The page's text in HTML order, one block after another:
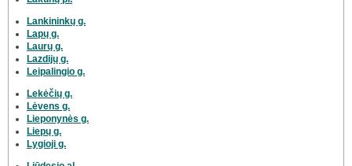
Lankininkų g.
Lapų g.
Laurų g.
Lazdijų g.
Leipalingio g.
Lekėčių g.
Lėvens g.
Lieponynės g.
Liepų g.
Lygioji g.